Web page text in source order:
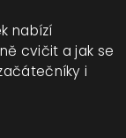
nabízí
cvičit a jak se
i